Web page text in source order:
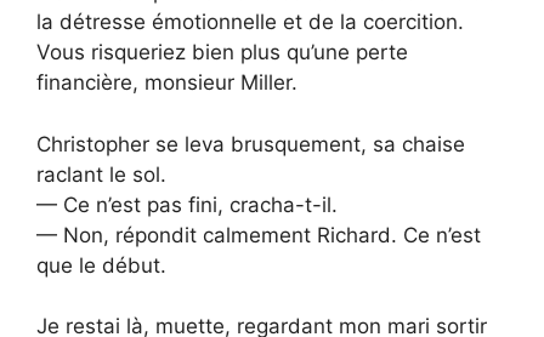
la détresse émotionnelle et de la coercition.
Vous risqueriez bien plus qu’une perte
financière, monsieur Miller.
Christopher se leva brusquement, sa chaise
raclant le sol.
— Ce n’est pas fini, cracha-t-il.
— Non, répondit calmement Richard. Ce n’est
que le début.
Je restai là, muette, regardant mon mari sortir